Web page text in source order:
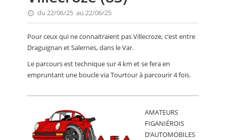
EVÈNEMENTS
CALENDRIER
VIDEO
PETITES ANNONCES
du 22/06/25 au 22/06/25
Pour ceux qui ne connaitraient pas Villecroze, c’est entre
Draguignan et Salernes, dans le Var.
Le parcours est technique sur 4 km et se fera en
empruntant une boucle via Tourtour à parcourir 4 fois.
AMATEURS
FIGANIÉROIS
D’AUTOMOBILES